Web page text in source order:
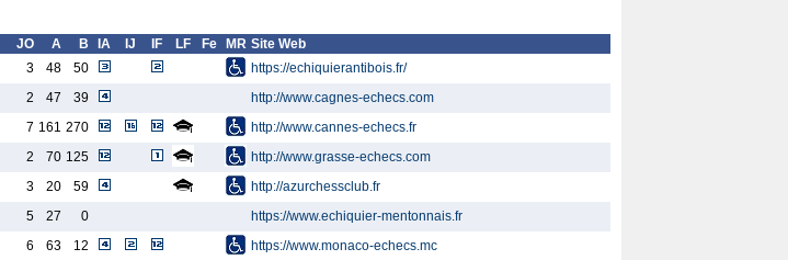
JO A B IA IJ IF LF Fe MR Site Web
3 48 50
https://echiquierantibois.fr/
2 47 39
http://www.cagnes-echecs.com
7 161 270
http://www.cannes-echecs.fr
2 70 125
http://www.grasse-echecs.com
3 20 59
http://azurchessclub.fr
5 27 0
https://www.echiquier-mentonnais.fr
6 63 12
https://www.monaco-echecs.mc